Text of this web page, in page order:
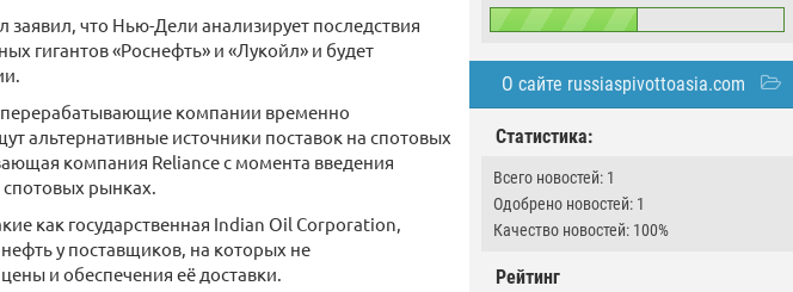
О сайте russiaspivottoasia.com
Статистика:
Всего новостей: 1
Одобрено новостей: 1
Качество новостей: 100%
Рейтинг
что Нью-Дели анализирует последствия
гигантов «Роснефть» и «Лукойл» и будет
компании временно
альтернативные источники поставок на спотовых
компания Reliance с момента введения
рынках.
как государственная Indian Oil Corporation,
у поставщиков, на которых не
и обеспечения её доставки.